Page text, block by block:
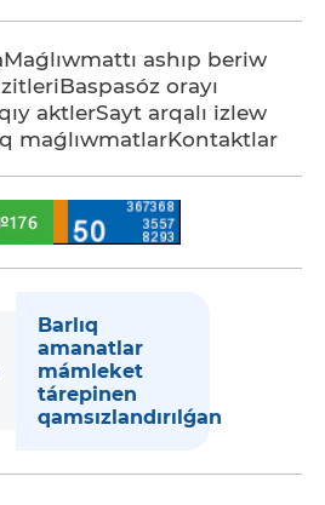
Maǵlıwmattı ashıp beriw
Baspasóz orayı
aktlerSayt arqalı izlew
maǵlıwmatlarKontaktlar
Barlıq
amanatlar
mámleket
tárepinen
qamsızlandırılǵan